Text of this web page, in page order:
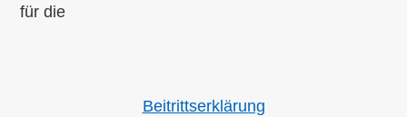
für die
Beitrittserklärung